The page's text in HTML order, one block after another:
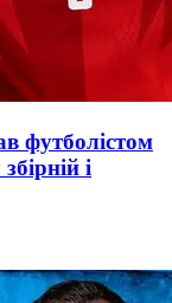
футболістом
і